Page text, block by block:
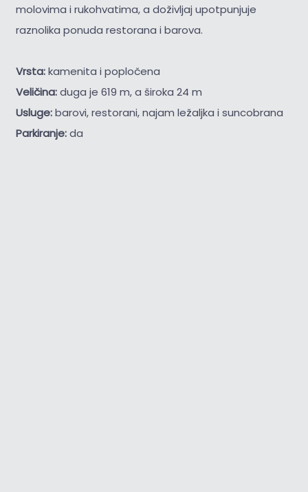
molovima i rukohvatima, a doživljaj upotpunjuje
raznolika ponuda restorana i barova.
Vrsta:kamenita i popločena
Veličina:duga je 619 m, a široka 24 m
Usluge:barovi, restorani, najam ležaljka i suncobrana
Parkiranje:da